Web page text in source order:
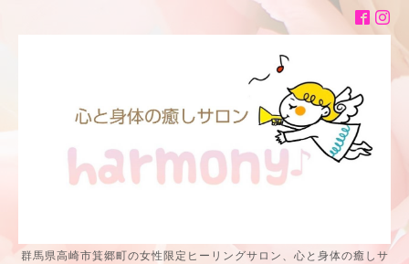
群馬県高崎市箕郷町の女性限定ヒーリングサロン、心と身体の癒しサ